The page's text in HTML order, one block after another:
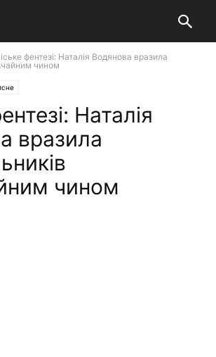
фентезі: Наталія Водянова вразила
чином
Наталія
вразила
чином